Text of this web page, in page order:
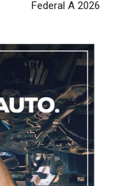
Federal A 2026